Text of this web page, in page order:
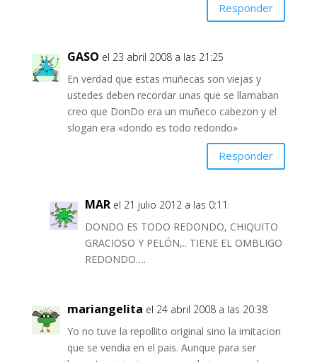
Responder
GASO el 23 abril 2008 a las 21:25
En verdad que estas muñecas son viejas y
ustedes deben recordar unas que se llamaban
creo que DonDo era un muñeco cabezon y el
slogan era «dondo es todo redondo»
Responder
MAR el 21 julio 2012 a las 0:11
DONDO ES TODO REDONDO, CHIQUITO
GRACIOSO Y PELÓN,.. TIENE EL OMBLIGO
REDONDO….
mariangelita el 24 abril 2008 a las 20:38
Yo no tuve la repollito original sino la imitacion
que se vendia en el pais. Aunque para ser